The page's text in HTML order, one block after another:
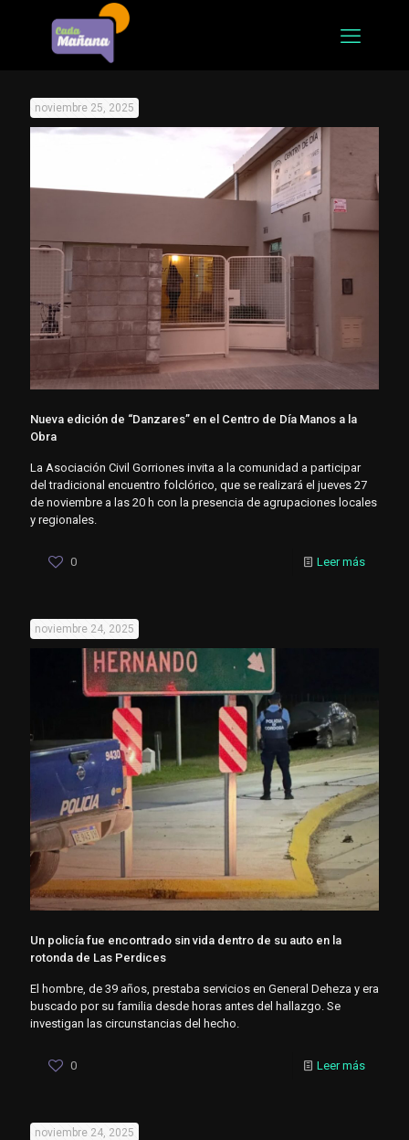
noviembre 25, 2025
Nueva edición de “Danzares” en el Centro de Día Manos a la
Obra
La Asociación Civil Gorriones invita a la comunidad a participar
del tradicional encuentro folclórico, que se realizará el jueves 27
de noviembre a las 20 h con la presencia de agrupaciones locales
y regionales.
0 Leer más
noviembre 24, 2025
Un policía fue encontrado sin vida dentro de su auto en la
rotonda de Las Perdices
El hombre, de 39 años, prestaba servicios en General Deheza y era
buscado por su familia desde horas antes del hallazgo. Se
investigan las circunstancias del hecho.
0 Leer más
noviembre 24, 2025